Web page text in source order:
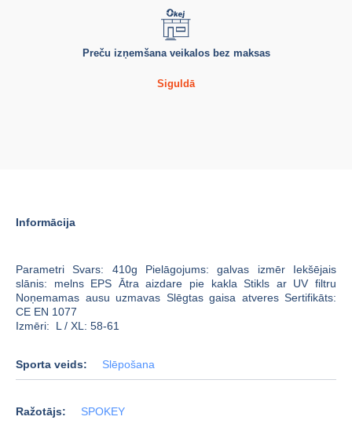
Preču izņemšana veikalos bez maksas
Siguldā
Informācija
Parametri Svars: 410g Pielāgojums: galvas izmēr
Iekšējais
slānis: melns EPS Ātra aizdare pie kakla Stikls ar UV filtru
Noņemamas ausu uzmavas Slēgtas gaisa atveres Sertifikāts:
CE EN 1077
Izmēri: L / XL: 58-61
Sporta veids: Slēpošana
Ražotājs: SPOKEY